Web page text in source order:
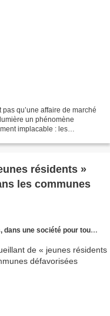
qu’une affaire de marché
un phénomène
implacable : les
résidents »
les communes
société pour tous les âges